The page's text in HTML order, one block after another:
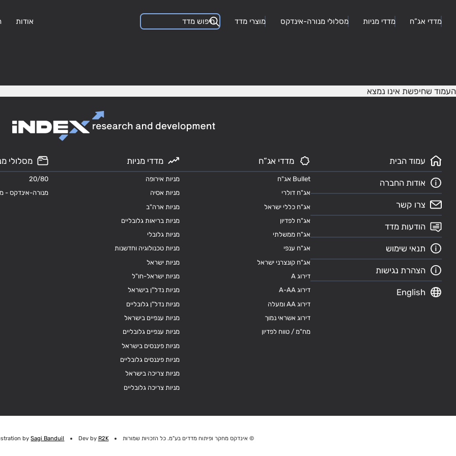
מדדי אג”ח מדדי מניות מסלולי מנורה-אינדקס מוצרי מדד אודות
העמוד שחיפשת אינו נמצא
עמוד הבית
אודות החברה
צרו קשר
הודעות מדד
תנאי שימוש
הצהרת נגישות
English
מדדי אג”ח
Bullet אג"ח
אג"ח דולרי
אג"ח כללי ישראל
אג"ח לפדיון
אג"ח ממשלתי
אג"ח ענפי
אג"ח קונצרני ישראל
דירוג A
דירוג A-AA
דירוג AA ומעלה
דירוג אשראי נמוך
מח"מ / טווח לפדיון
מדדי מניות
מניות אירופה
מניות אסיה
מניות ארה"ב
מניות בריאות גלובליים
מניות גלובלי
מניות טכנולוגיה וחדשנות
מניות ישראל
מניות ישראל-חו"ל
מניות נדל"ן בישראל
מניות נדל"ן גלובליים
מניות ענפיים בישראל
מניות ענפיים גלובליים
מניות פיננסים בישראל
מניות פיננסים גלובליים
מניות צריכה בישראל
מניות צריכה גלובליים
מסלולי
20/80
מנורה-אינדקס -
© אינדקס מחקר ופיתוח מדדים בע"מ. כל הזכויות שמורות Dev by R2K
bySagi Banduil